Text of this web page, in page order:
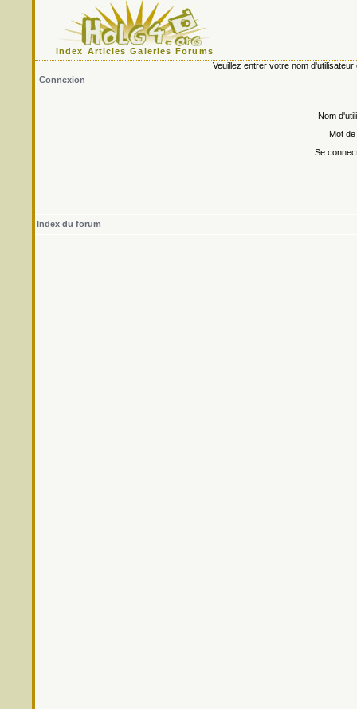
Index Articles Galeries Forums
Veuillez entrer votre nom
Connexion
Nom
Mot
Se
Index du forum